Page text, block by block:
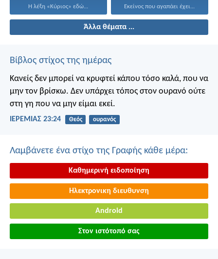
Η λέξη «Κύριος» εδώ... Εκείνος που αγαπάει έχει...
Άλλα θέματα ...
Βίβλος στίχος της ημέρας
Κανείς δεν μπορεί να κρυφτεί κάπου τόσο καλά, που να
μην τον βρίσκω. Δεν υπάρχει τόπος στον ουρανό ούτε
στη γη που να μην είμαι εκεί.
ΙΕΡΕΜΙΑΣ 23:24 Θεός ουρανός
Λαμβάνετε ένα στίχο της Γραφής κάθε μέρα:
Καθημερινή ειδοποίηση
Ηλεκτρονικη διευθυνση
Android
Στον ιστότοπό σας